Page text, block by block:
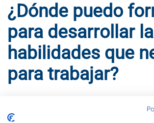
¿Dónde puedo
para desarrollar
habilidades que
para trabajar?